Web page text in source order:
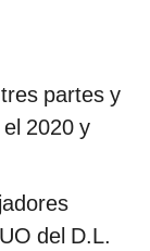
partes y
2020 y
del D.L.